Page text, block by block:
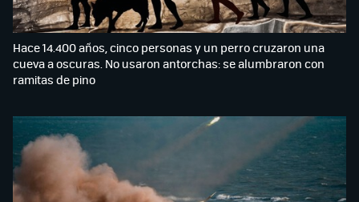
Hace 14.400 años, cinco personas y un perro cruzaron una
cueva a oscuras. No usaron antorchas: se alumbraron con
ramitas de pino